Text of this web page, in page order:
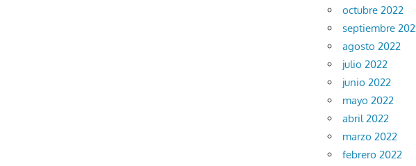
octubre 2022
septiembre
agosto 2022
julio 2022
junio 2022
mayo 2022
abril 2022
marzo 2022
febrero 2022